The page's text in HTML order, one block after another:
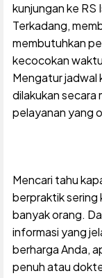
kunjungan ke RS
Terkadang,
membutuhkan
kecocokan
Mengatur jadwal
dilakukan secara
pelayanan yang
Mencari tahu
berpraktik sering
banyak orang.
informasi yang
berharga Anda,
penuh atau